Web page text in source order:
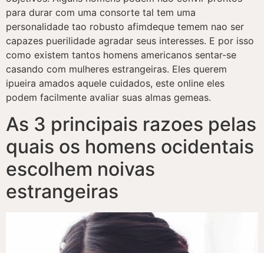
para durar com uma consorte tal tem uma
personalidade tao robusto afimdeque temem nao ser
capazes puerilidade agradar seus interesses. E por isso
como existem tantos homens americanos sentar-se
casando com mulheres estrangeiras. Eles querem
ipueira amados aquele cuidados, este online eles
podem facilmente avaliar suas almas gemeas.
As 3 principais razoes pelas
quais os homens ocidentais
escolhem noivas
estrangeiras